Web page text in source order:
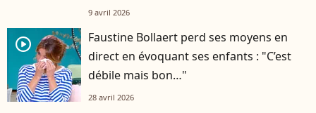
9 avril 2026
player2
Faustine Bollaert perd ses moyens en
direct en évoquant ses enfants : "C’est
débile mais bon…"
28 avril 2026